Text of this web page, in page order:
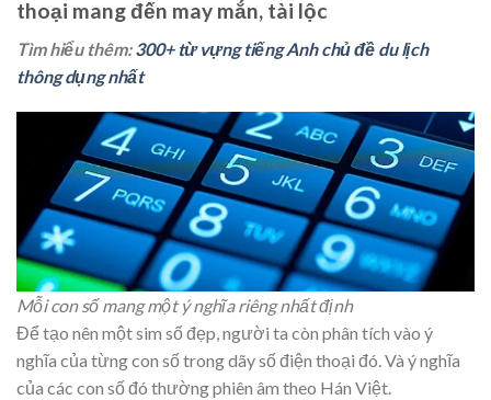
thoại mang đến may mắn, tài lộc
Tìm hiểu thêm:300+ từ vựng tiếng Anh chủ đề du lịch
thông dụng nhất
Mỗi con số mang một ý nghĩa riêng nhất định
Để tạo nên một sim số đẹp, người ta còn phân tích vào ý
nghĩa của từng con số trong dãy số điện thoại đó. Và ý nghĩa
của các con số đó thường phiên âm theo Hán Việt.